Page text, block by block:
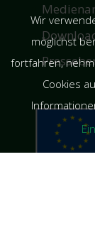
Wir
möglichst
fortfahren,
Cookies